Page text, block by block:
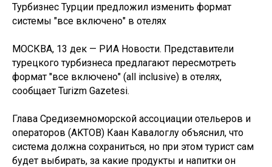
Турбизнес Турции предложил изменить формат
системы "все включено" в отелях
МОСКВА, 13 дек — РИА Новости. Представители
турецкого турбизнеса предлагают пересмотреть
формат "все включено" (all inclusive) в отелях,
сообщает Turizm Gazetesi.
Глава Средиземноморской ассоциации отельеров и
операторов (AKTOB) Каан Кавалоглу объяснил, что
система должна сохраниться, но при этом турист сам
будет выбирать, за какие продукты и напитки он